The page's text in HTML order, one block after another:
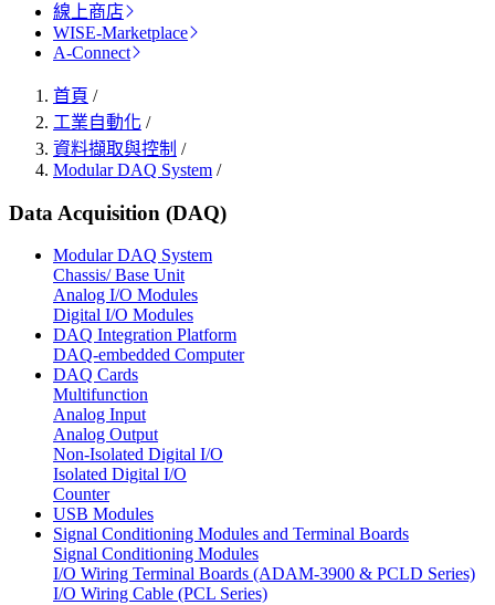
線上商店
WISE-Marketplace
A-Connect
首頁 /
工業自動化 /
資料擷取與控制 /
Modular DAQ System /
Data Acquisition (DAQ)
Modular DAQ System
Chassis/ Base Unit
Analog I/O Modules
Digital I/O Modules
DAQ Integration Platform
DAQ-embedded Computer
DAQ Cards
Multifunction
Analog Input
Analog Output
Non-Isolated Digital I/O
Isolated Digital I/O
Counter
USB Modules
Signal Conditioning Modules and Terminal Boards
Signal Conditioning Modules
I/O Wiring Terminal Boards (ADAM-3900 & PCLD Series)
I/O Wiring Cable (PCL Series)